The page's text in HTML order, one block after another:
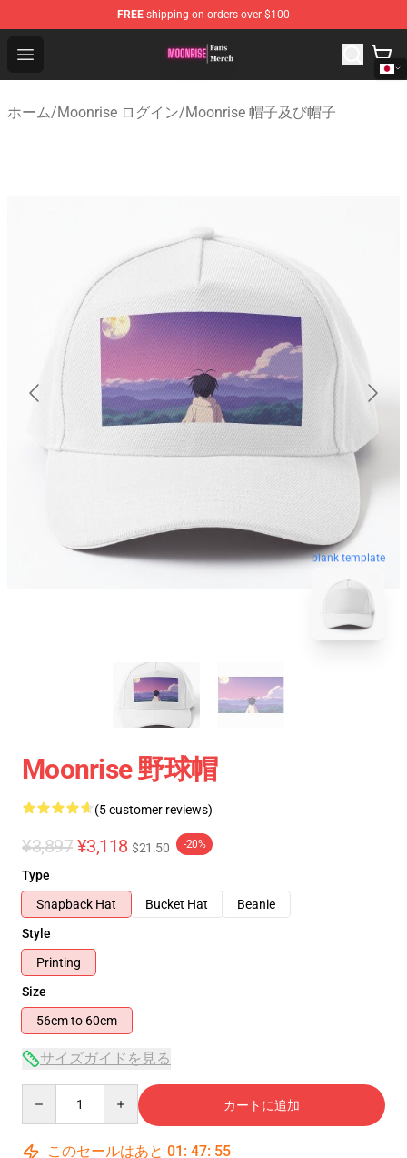
FREE shipping on orders over $100
Open menu
Moonrise Store - Official Moonrise Merchandise Shop
ホーム/Moonrise ログイン/Moonrise 帽子及び帽子
blank template
Moonrise 野球帽
(5 customer reviews)
¥3,897 ¥3,118 $21.50 -20%
Type
Snapback Hat
Bucket Hat
Beanie
Style
Printing
Size
56cm to 60cm
サイズガイドを見る
カートに追加
このセールはあと 01 : 47: 54